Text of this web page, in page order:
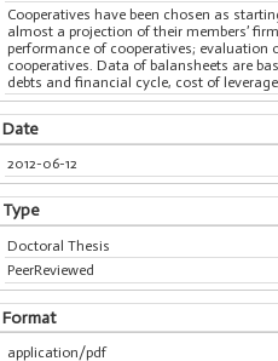
Cooperatives have been chosen as
almost a projection of their members’
performance of cooperatives;
cooperatives. Data of balansheets are
debts and financial cycle, cost of
Date
2012-06-12
Type
Doctoral Thesis
PeerReviewed
Format
application/pdf